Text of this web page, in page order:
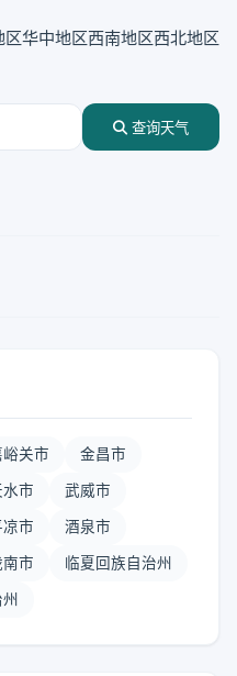
区华中地区西南地区西北地区
查询天气
峪关市 金昌市
水市 武威市
凉市 酒泉市
南市 临夏回族自治州